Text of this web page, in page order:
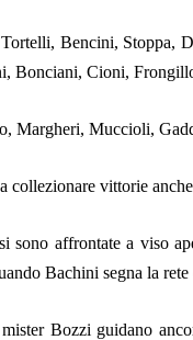
Bencini, Stoppa,
Bonciani, Cioni,
Margheri, Muccioli,
collezionare vittorie
sono affrontate a viso
Bachini segna la rete
Bozzi guidano